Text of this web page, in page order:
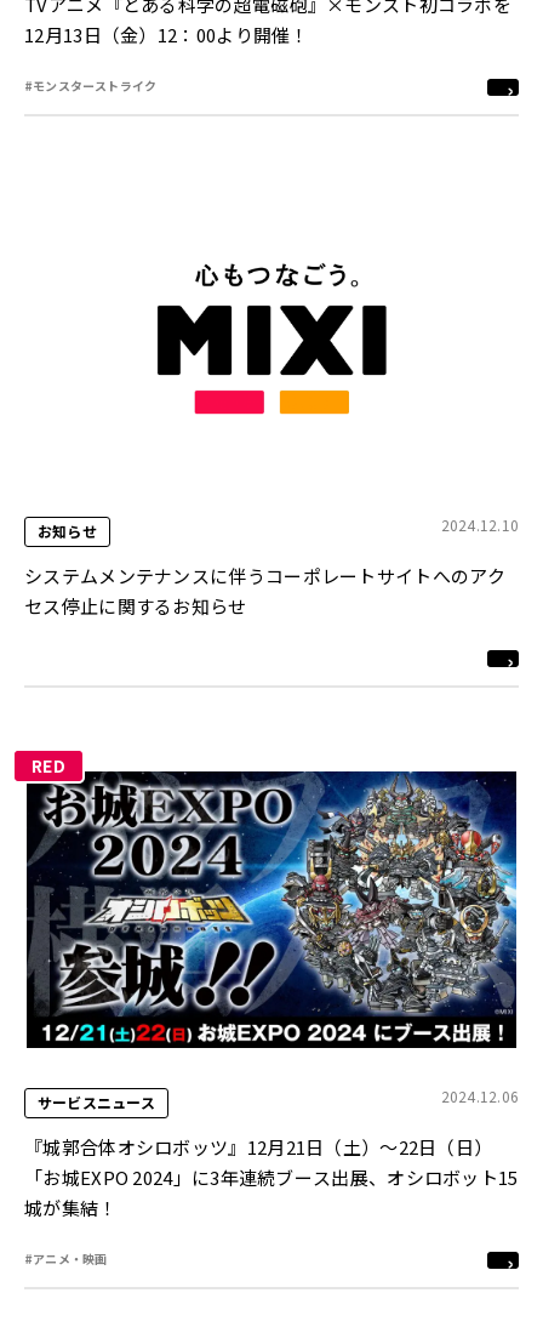
12月13日（金）12：00より開催！
#モンスターストライク
お知らせ 2024.12.10
システムメンテナンスに伴うコーポレートサイトへのアク
セス停止に関するお知らせ
RED
サービスニュース 2024.12.06
『城郭合体オシロボッツ』12月21日（土）～22日（日）
「お城EXPO 2024」に3年連続ブース出展、オシロボット15
城が集結！
#アニメ・映画